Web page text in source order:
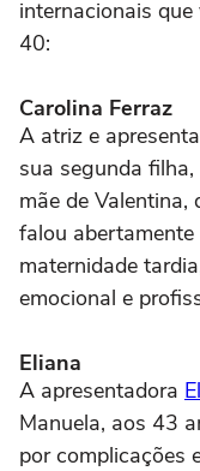
internacionais
40:
Carolina Ferraz
A atriz e
sua segunda
mãe de Valentina,
falou
maternidade
emocional e
Eliana
A apresentadora
Manuela, aos 43
por complicações